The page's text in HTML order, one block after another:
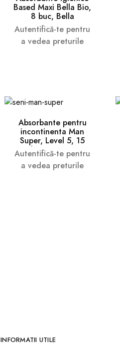
Based Maxi Bella Bio,
8 buc, Bella
Autentifică-te pentru
a vedea preturile
Absorbante pentru
incontinenta Man
Super, Level 5, 15
bucati, Seni
Autentifică-te pentru
a vedea preturile
INFORMATII UTILE